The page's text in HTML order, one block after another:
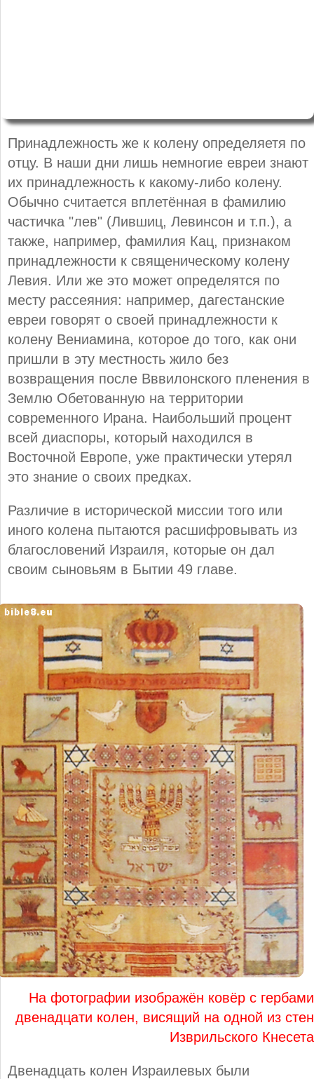
Принадлежность же к колену определяетя по
отцу. В наши дни лишь немногие евреи знают
их принадлежность к какому-либо колену.
Обычно считается вплетённая в фамилию
частичка "лев" (Лившиц, Левинсон и т.п.), а
также, например, фамилия Кац, признаком
принадлежности к священическому колену
Левия. Или же это может определятся по
месту рассеяния: например, дагестанские
евреи говорят о своей принадлежности к
колену Вениамина, которое до того, как они
пришли в эту местность жило без
возвращения после Вввилонского пленения в
Землю Обетованную на территории
современного Ирана. Наибольший процент
всей диаспоры, который находился в
Восточной Европе, уже практически утерял
это знание о своих предках.
Различие в исторической миссии того или
иного колена пытаются расшифровывать из
благословений Израиля, которые он дал
своим сыновьям в Бытии 49 главе.
На фотографии изображён ковёр с гербами
двенадцати колен, висящий на одной из стен
Изврильского Кнесета
Двенадцать колен Израилевых были